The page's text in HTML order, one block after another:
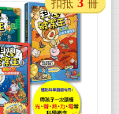
扣抵 3 冊